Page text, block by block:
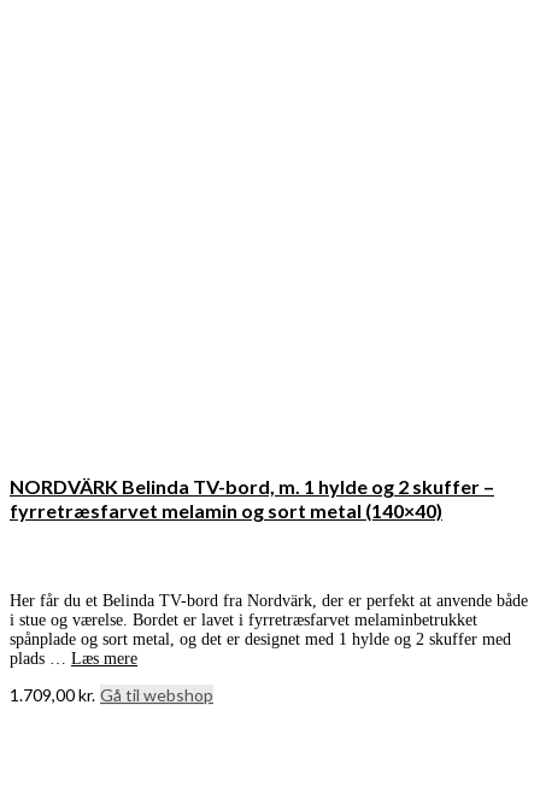
NORDVÄRK Belinda TV-bord, m. 1 hylde og 2 skuffer –
fyrretræsfarvet melamin og sort metal (140×40)
Her får du et Belinda TV-bord fra Nordvärk, der er perfekt at anvende både
i stue og værelse. Bordet er lavet i fyrretræsfarvet melaminbetrukket
spånplade og sort metal, og det er designet med 1 hylde og 2 skuffer med
plads … Læs mere
1.709,00kr. Gå til webshop